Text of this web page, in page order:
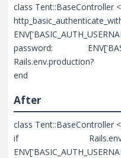
class Tent::BaseController
password:
Rails.env.production?
end
After
class Tent::BaseController
if